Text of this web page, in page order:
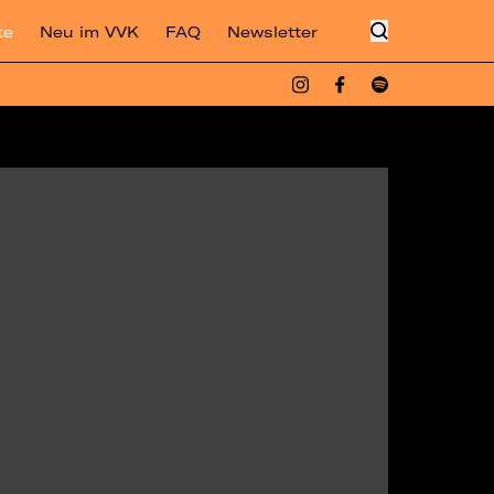
Neu im VVK FAQ Newsletter